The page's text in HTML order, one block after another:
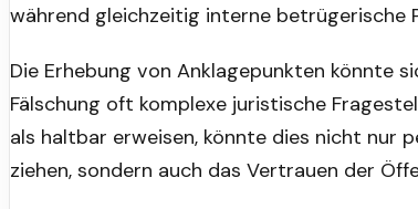
während gleichzeitig interne betrügerische
Die Erhebung von Anklagepunkten könnte
Fälschung oft komplexe juristische
als haltbar erweisen, könnte dies nicht nur
ziehen, sondern auch das Vertrauen der